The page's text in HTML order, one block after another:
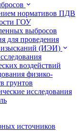
нормативов ПДВ
ГОУ
выбросов
для проведения
изысканий (ИЭИ)
воздействий
физико-
грунтов
исследования
источников